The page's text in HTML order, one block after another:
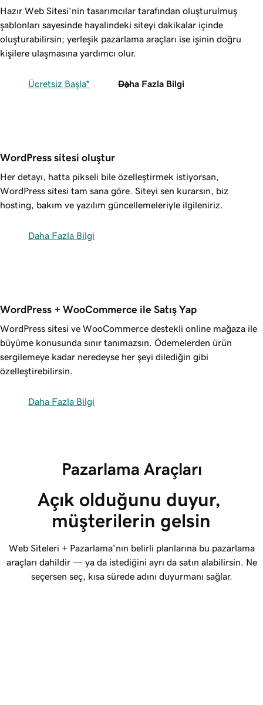
Hazır Web Sitesi'nin tasarımcılar tarafından oluşturulmuş
şablonları sayesinde hayalindeki siteyi dakikalar içinde
oluşturabilirsin; yerleşik pazarlama araçları ise işinin doğru
kişilere ulaşmasına yardımcı olur.
Ücretsiz Başla* Daha Fazla Bilgi
WordPress sitesi oluştur
Her detayı, hatta pikseli bile özelleştirmek istiyorsan,
WordPress sitesi tam sana göre. Siteyi sen kurarsın, biz
hosting, bakım ve yazılım güncellemeleriyle ilgileniriz.
Daha Fazla Bilgi
WordPress + WooCommerce ile Satış Yap
WordPress sitesi ve WooCommerce destekli online mağaza ile
büyüme konusunda sınır tanımazsın. Ödemelerden ürün
sergilemeye kadar neredeyse her şeyi dilediğin gibi
özelleştirebilirsin.
Daha Fazla Bilgi
Pazarlama Araçları
Açık olduğunu duyur,
müşterilerin gelsin
Web Siteleri + Pazarlama’nın belirli planlarına bu pazarlama
araçları dahildir — ya da istediğini ayrı da satın alabilirsin. Ne
seçersen seç, kısa sürede adını duyurmanı sağlar.